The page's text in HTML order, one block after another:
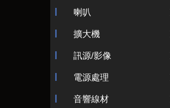
喇叭
擴大機
訊源/影像
電源處理
音響線材